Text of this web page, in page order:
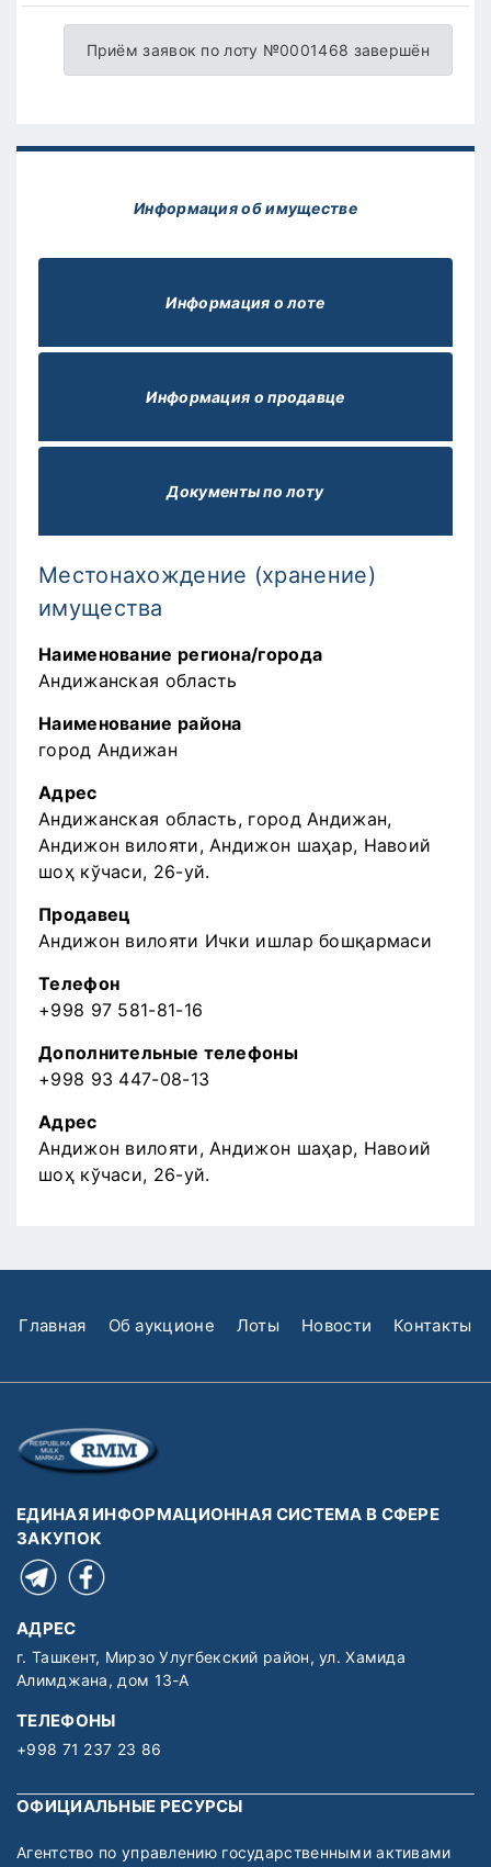
Приём заявок по лоту №0001468 завершён
Информация об имуществе
Информация о лоте
Информация о продавце
Документы по лоту
Местонахождение (хранение)
имущества
Наименование региона/города
Андижанская область
Наименование района
город Андижан
Адрес
Андижанская область, город Андижан,
Андижон вилояти, Андижон шаҳар, Навоий
шоҳ кўчаси, 26-уй.
Продавец
Андижон вилояти Ички ишлар бошқармаси
Телефон
+998 97 581-81-16
Дополнительные телефоны
+998 93 447-08-13
Адрес
Андижон вилояти, Андижон шаҳар, Навоий
шоҳ кўчаси, 26-уй.
Главная Об аукционе Лоты Новости Контакты
ЕДИНАЯ ИНФОРМАЦИОННАЯ СИСТЕМА В СФЕРЕ
ЗАКУПОК
АДРЕС
г. Ташкент, Мирзо Улугбекский район, ул. Хамида
Алимджана, дом 13-А
ТЕЛЕФОНЫ
+998 71 237 23 86
ОФИЦИАЛЬНЫЕ РЕСУРСЫ
Агентство по управлению государственными активами